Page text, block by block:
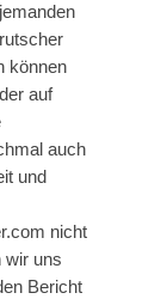
können
auf
auch
und
nicht
wir uns
Bericht